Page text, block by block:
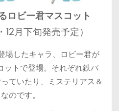
ロビー君マスコット
12月下旬発売予定）
場したキャラ、ロビー君が
ットで登場。それぞれ鉄パ
ていたり、ミステリアス＆
のです。